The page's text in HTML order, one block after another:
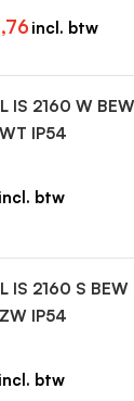
IS 2160 W
IP54
IS 2160 S BEW
IP54